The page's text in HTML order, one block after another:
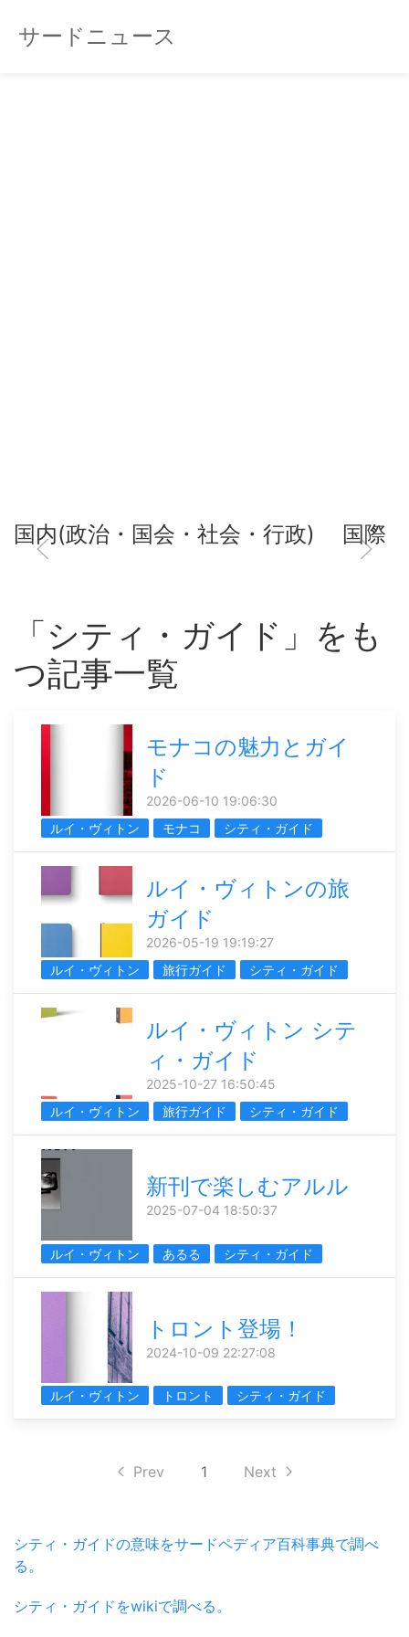
サードニュース
国内(政治・国会・社会・行政) 国際
「シティ・ガイド」をも
つ記事一覧
モナコの魅力とガイ
ド
2026-06-10 19:06:30
ルイ・ヴィトン
モナコ シティ・ガイド
ルイ・ヴィトンの旅
ガイド
2026-05-19 19:19:27
ルイ・ヴィトン
旅行ガイド シティ・ガイド
ルイ・ヴィトン シテ
ィ・ガイド
2025-10-27 16:50:45
ルイ・ヴィトン
旅行ガイド シティ・ガイド
新刊で楽しむアルル
2025-07-04 18:50:37
ルイ・ヴィトン あるる シティ・ガイド
トロント登場！
2024-10-09 22:27:08
ルイ・ヴィトン トロント シティ・ガイド
Prev 1 Next
シティ・ガイドの意味をサードペディア百科事典で調べ
る。
シティ・ガイドをwikiで調べる。